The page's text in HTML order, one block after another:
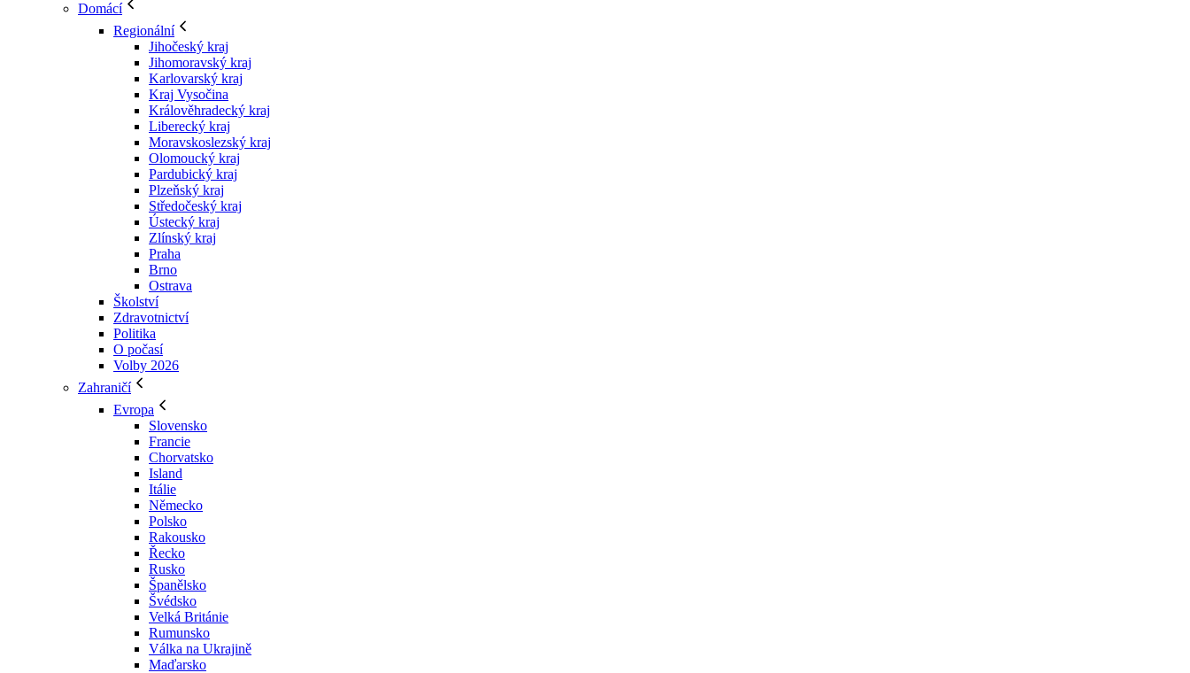
Domácí
Regionální
Jihočeský kraj
Jihomoravský kraj
Karlovarský kraj
Kraj Vysočina
Králověhradecký kraj
Liberecký kraj
Moravskoslezský kraj
Olomoucký kraj
Pardubický kraj
Plzeňský kraj
Středočeský kraj
Ústecký kraj
Zlínský kraj
Praha
Brno
Ostrava
Školství
Zdravotnictví
Politika
O počasí
Volby 2026
Zahraničí
Evropa
Slovensko
Francie
Chorvatsko
Island
Itálie
Německo
Polsko
Rakousko
Řecko
Rusko
Španělsko
Švédsko
Velká Británie
Rumunsko
Válka na Ukrajině
Maďarsko